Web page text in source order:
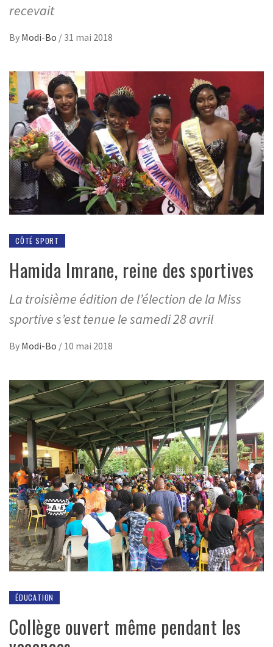
recevait
By Modi-Bo / 31 mai 2018
CÔTÉ SPORT
Hamida Imrane, reine des sportives
La troisième édition de l’élection de la Miss
sportive s’est tenue le samedi 28 avril
By Modi-Bo / 10 mai 2018
ÉDUCATION
Collège ouvert même pendant les